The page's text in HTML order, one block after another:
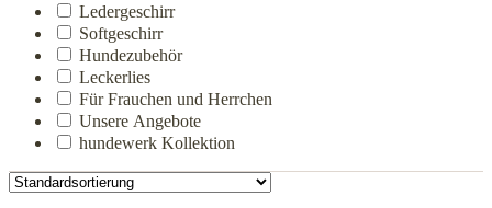
Ledergeschirr
Softgeschirr
Hundezubehör
Leckerlies
Für Frauchen und Herrchen
Unsere Angebote
hundewerk Kollektion